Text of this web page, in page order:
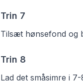
Trin 7
Tilsæt hønsefond og
Trin 8
Lad det småsimre i